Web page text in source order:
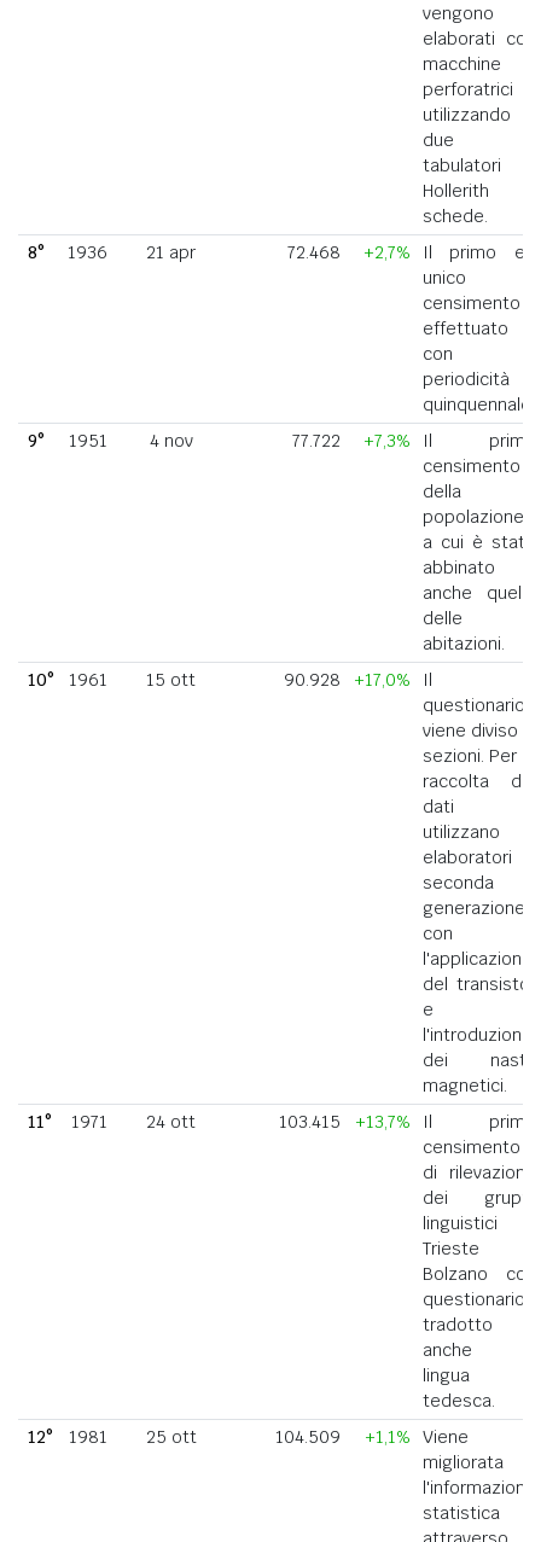
vengono
elaborati con
macchine
perforatrici
utilizzando
due
tabulatori
Hollerith a
schede.
8°
1936 21 apr 72.468 +2,7%
Il primo ed
unico
censimento
effettuato
con
periodicità
quinquennale.
9°
1951 4 nov 77.722 +7,3%
Il primo
censimento
della
popolazione
a cui è stato
abbinato
anche quello
delle
abitazioni.
10°
1961 15 ott 90.928 +17,0%
Il
questionario
viene diviso in
sezioni. Per la
raccolta dei
dati si
utilizzano
elaboratori di
seconda
generazione
con
l'applicazione
del transistor
e
l'introduzione
dei nastri
magnetici.
11°
1971 24 ott 103.415 +13,7%
Il primo
censimento
di rilevazione
dei gruppi
linguistici di
Trieste e
Bolzano con
questionario
tradotto
anche in
lingua
tedesca.
12°
1981 25 ott 104.509 +1,1%
Viene
migliorata
l'informazione
statistica